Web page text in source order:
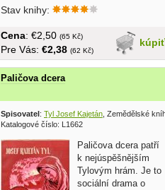
Stav knihy:
kúpiť
Cena: €2,50 (65 Kč)
Pre Vás: €2,38 (62 Kč)
Paličova dcera
Spisovatel : Tyl Josef Kajetán, Zemědělské
Katalogové číslo: L1662
Paličova dcera patří
k nejúspěšnějším
Tylovým hrám. Je to
sociální drama o